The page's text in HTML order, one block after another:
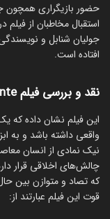
حضور بازیگراری همچون
استقبال مخاطبان از فیلم
جولیان شنابل و
افتاده است.
نقد و بررسی فیلم In the Hand of Dante
این فیلم نشان داده که
واقعی داشته باشد و به
نیک نمادی از انسان
چالش‌های اخلاقی قرار
که تصاد و متوازن بین
قوت این فیلم عبارتند از: